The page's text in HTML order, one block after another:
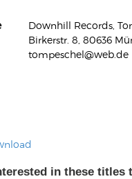
Downhill Records,
Birkerstr. 8, 80636
tompeschel@web.de
in these titles